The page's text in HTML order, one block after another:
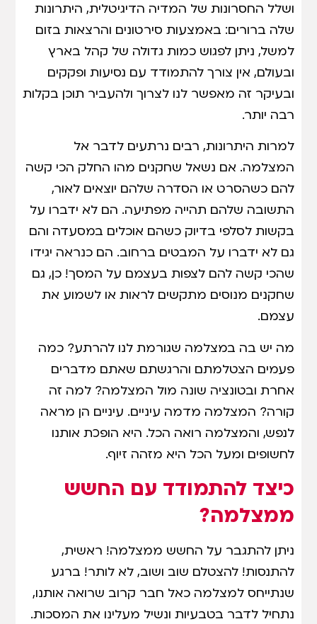
ושלל החסרונות של המדיה הדיגיטלית, היתרונות
שלה ברורים: באמצעות סירטונים והרצאות בזום
למשל, ניתן לפגוש כמות גדולה של קהל בארץ
ובעולם, אין צורך להתמודד עם נסיעות ופקקים
ובעיקר זה מאפשר לנו לצרוך ולהעביר תוכן בקלות
רבה יותר.
למרות היתרונות, רבים נרתעים לדבר אל
המצלמה. אם נשאל שחקנים מהו החלק הכי קשה
להם כשהסרט או הסדרה שלהם יוצאים לאור,
התשובה שלהם תהייה מפתיעה. הם לא ידברו על
בקשות לסלפי בדיוק כשהם אוכלים במסעדה והם
גם לא ידברו על המבטים ברחוב. הם כנראה יגידו
שהכי קשה להם לצפות בעצמם על המסך! כן, גם
שחקנים מנוסים מתקשים לראות או לשמוע את
עצמם.
מה יש בה במצלמה שגורמת לנו להרתע? כמה
פעמים הצטלמתם והרגשתם שאתם מדברים
אחרת ובטונציה שונה מול המצלמה? למה זה
קורה? המצלמה מדמה עיניים. עיניים הן מראה
לנפש, והמצלמה רואה הכל. היא הופכת אותנו
לחשופים ומעל הכל היא מזהה זיוף.
כיצד להתמודד עם החשש
ממצלמה?
ניתן להתגבר על החשש ממצלמה! ראשית,
להתנסות! להצטלם שוב ושוב, לא לותר! ברגע
שנתייחס למצלמה כאל חבר קרוב שרואה אותנו,
נתחיל לדבר בטבעיות ונשיל מעלינו את המסכות.